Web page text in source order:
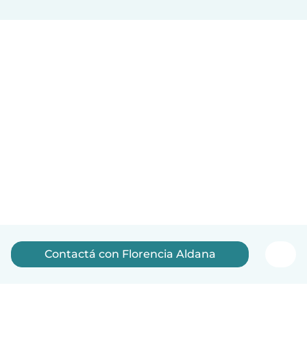
Contactá con Florencia Aldana